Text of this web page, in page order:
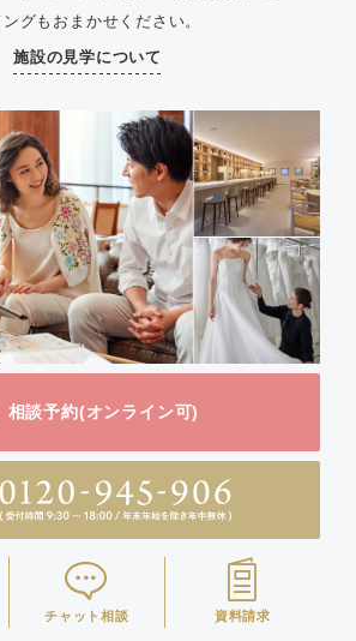
グもおまかせください。
施設の見学について
相談予約(オンライン可)
チャット相談 資料請求